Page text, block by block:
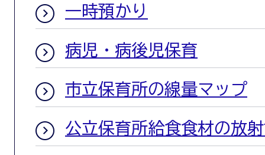
一時預かり
病児・病後児保育
市立保育所の線量マップ
公立保育所給食食材の放